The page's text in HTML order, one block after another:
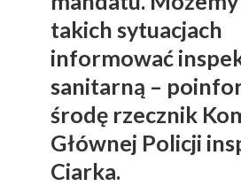
takich sytuacjach
informować
sanitarną –
środę rzecznik
Głównej Policji
Ciarka.